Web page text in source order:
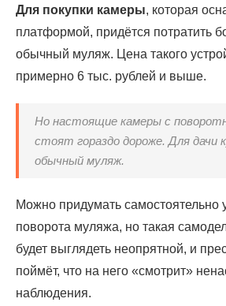
Для покупки камеры, которая
платформой, придётся потратить
обычный муляж. Цена такого
примерно 6 тыс. рублей и выше.
Но настоящие камеры с
стоят гораздо дороже. Для дачи
обычный муляж.
Можно придумать самостоятельно
поворота муляжа, но такая
будет выглядеть неопрятной, и
поймёт, что на него «смотрит»
наблюдения.